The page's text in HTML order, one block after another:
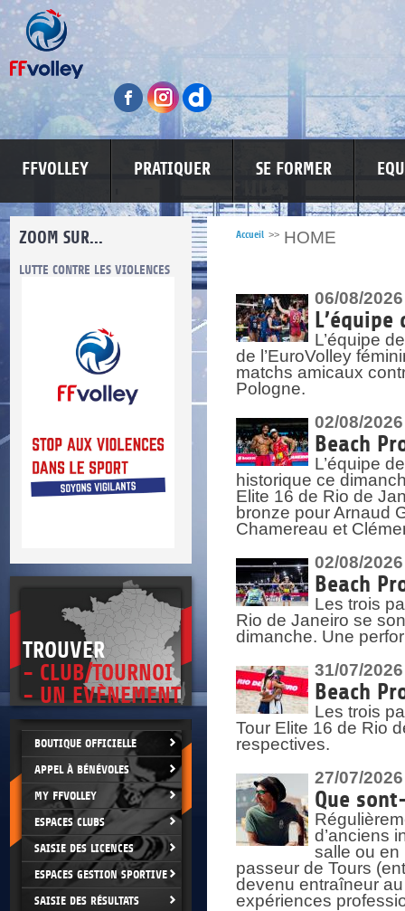
FFVOLLEY PRATIQUER SE FORMER
ZOOM SUR...
LUTTE CONTRE LES VIOLENCES MA PETITE SPONSO
>
TROUVER
- CLUB/TOURNOI
- UN EVÈNEMENT
BOUTIQUE OFFICIELLE
APPEL À BÉNÉVOLES
MY FFVOLLEY
ESPACES CLUBS
SAISIE DES LICENCES
ESPACES GESTION SPORTIVE
SAISIE DES RÉSULTATS
Accueil >> HOME
06/08/2026
L’équipe
L’équipe
de l’EuroVolley
matchs amicaux
Pologne.
02/08/2026
Beach
L’équipe
historique ce
Elite 16 de Rio de
bronze pour Arnaud
Chamereau et
02/08/2026
Beach
Les trois
Rio de Janeiro se
dimanche. Une
31/07/2026
Beach
Les trois
Tour Elite 16 de Rio
respectives.
27/07/2026
Que
d’anciens
salle ou en
passeur de Tours
devenu entraîneur
expériences